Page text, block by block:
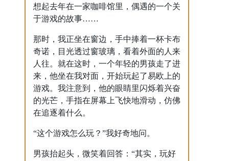
想起去年在一家咖啡馆里，偶遇的一个关
于游戏的故事……
那时，我正坐在窗边，手中捧着一杯卡布
奇诺，目光透过窗玻璃，看着外面的人来
人往。就在这时，一个年轻的男孩走了进
来，他坐在我对面，开始玩起了易欧上的
游戏。我注意到，他的眼睛里闪烁着兴奋
的光芒，手指在屏幕上飞快地滑动，仿佛
在追逐着什么。
“这个游戏怎么玩？”我好奇地问。
男孩抬起头，微笑着回答：“其实，玩好